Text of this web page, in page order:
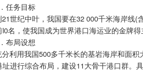
．任务目标
21世纪中叶，我国要在32 000千米海岸线(
l0名，使我国成为世界港口海运业的金牌得
．布局设想
分利用我国500多千米长的基岩海岸和面积
址进行综合布局，建设11 大骨干港口群。